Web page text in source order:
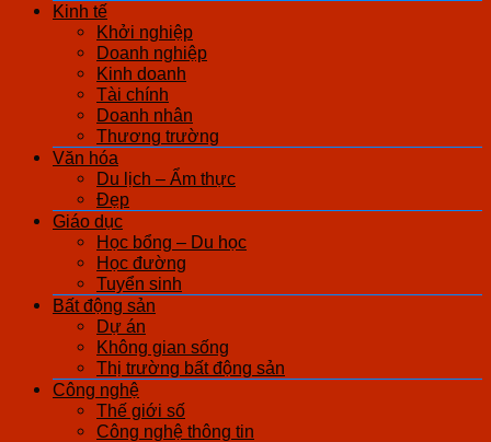
Kinh tế
Khởi nghiệp
Doanh nghiệp
Kinh doanh
Tài chính
Doanh nhân
Thương trường
Văn hóa
Du lịch – Ẩm thực
Đẹp
Giáo dục
Học bổng – Du học
Học đường
Tuyển sinh
Bất động sản
Dự án
Không gian sống
Thị trường bất động sản
Công nghệ
Thế giới số
Công nghệ thông tin